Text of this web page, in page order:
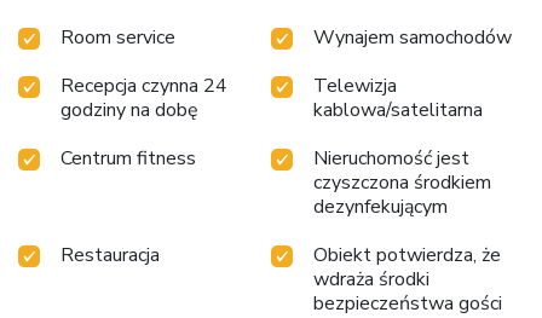
scrumptious, homemade breakfast kick-starts the
choices at hotel to enhance your experience. During your
stay at hotel, an array of engaging activities and amenities
guarantees a delightful experience. During your stay, the
hotel provides direct access to a beach, ensuring you remain
near the sea throughout your visit.Begin your holiday
perfectly by taking a plunge into the swimming pool.
Room service
Wynajem samochodów
Recepcja czynna 24
godziny na dobę
Telewizja
kablowa/satelitarna
Centrum fitness
Nieruchomość jest
czyszczona środkiem
dezynfekującym
Restauracja
Obiekt potwierdza, że
wdraża środki
bezpieczeństwa gości